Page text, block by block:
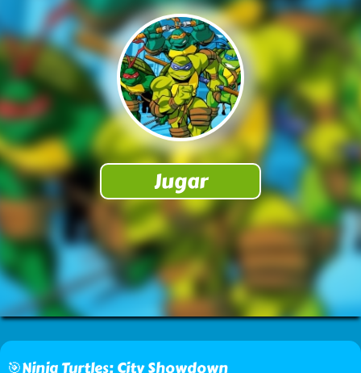
🎯Ninja Turtles: City Showdown